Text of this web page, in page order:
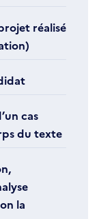
réalisé
cas
du texte
la